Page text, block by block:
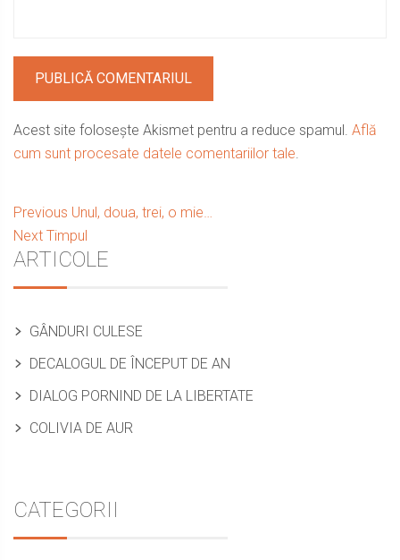
Acest site folosește Akismet pentru a reduce spamul. Află
cum sunt procesate datele comentariilor tale.
Navigare
în
articole
Previous Previous
post:
Unul, doua, trei, o mie…
Next Next
post:
Timpul
Sidebar
ARTICOLE
GÂNDURI CULESE
DECALOGUL DE ÎNCEPUT DE AN
DIALOG PORNIND DE LA LIBERTATE
COLIVIA DE AUR
CATEGORII